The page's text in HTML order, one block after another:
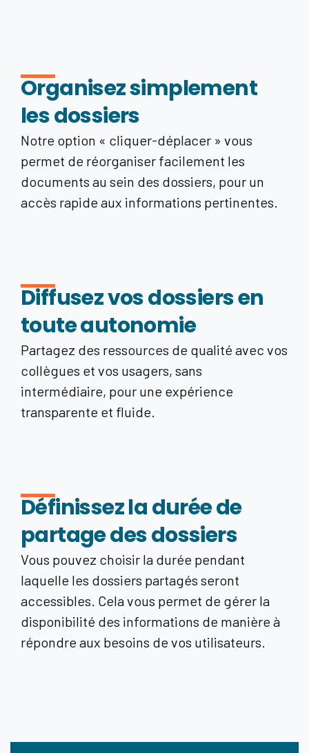
Organisez simplement
les dossiers
Notre option « cliquer-déplacer » vous
permet de réorganiser facilement les
documents au sein des dossiers, pour un
accès rapide aux informations pertinentes.
Diffusez vos dossiers en
toute autonomie
Partagez des ressources de qualité avec vos
collègues et vos usagers, sans
intermédiaire, pour une expérience
transparente et fluide.
Définissez la durée de
partage des dossiers
Vous pouvez choisir la durée pendant
laquelle les dossiers partagés seront
accessibles. Cela vous permet de gérer la
disponibilité des informations de manière à
répondre aux besoins de vos utilisateurs.